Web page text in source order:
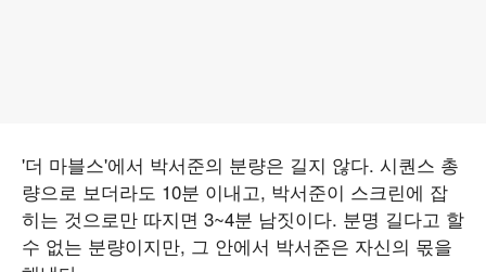
'더 마블스'에서 박서준의 분량은 길지 않다. 시퀀스 총
량으로 보더라도 10분 이내고, 박서준이 스크린에 잡
히는 것으로만 따지면 3~4분 남짓이다. 분명 길다고 할
수 없는 분량이지만, 그 안에서 박서준은 자신의 몫을